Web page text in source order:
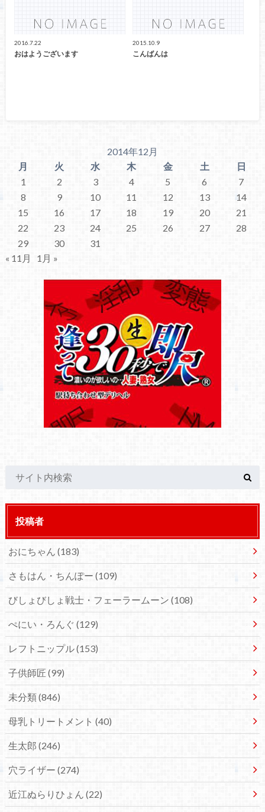
2016.7.22
おはようございます
2015.10.9
こんばんは
2014年12月
月
火 水 木 金 土
日
1
2 3 4 5 6
7
8
9 10 11 12 13
14
15
16 17 18 19 20
21
22
23 24 25 26 27
28
29
30
31
« 11月
1月 »
投稿者
おにちゃん (183)
さもはん・ちんぽー (109)
びしょびしょ戦士・フェーラームーン (108)
ぺにい・ろんぐ (129)
レフトニップル(153)
子供師匠 (99)
未分類(846)
母乳トリートメント (40)
生太郎 (246)
穴ライザー (274)
近江ぬらりひょん (22)